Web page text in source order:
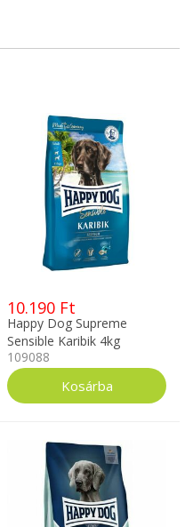
10.190 Ft
Happy Dog Supreme
Sensible Karibik 4kg
109088